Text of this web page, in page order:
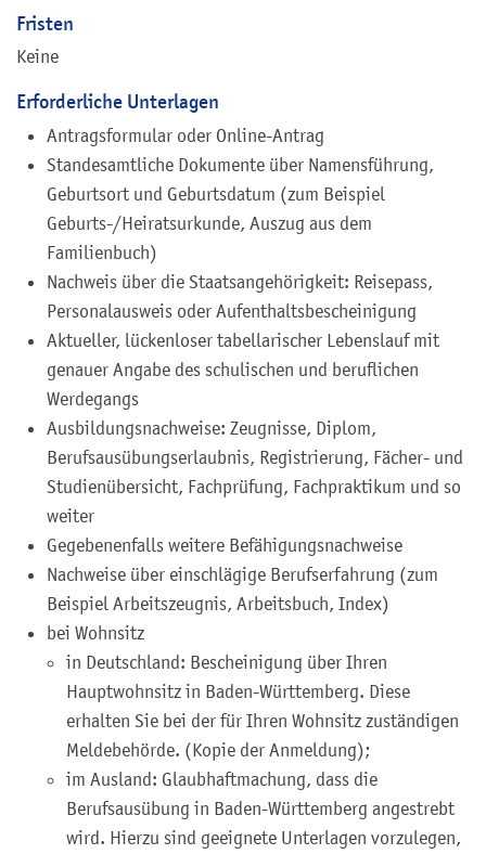
Fristen
Keine
Erforderliche Unterlagen
Antragsformular oder Online-Antrag
Standesamtliche Dokumente über Namensführung,
Geburtsort und Geburtsdatum (zum Beispiel
Geburts-/Heiratsurkunde, Auszug aus dem
Familienbuch)
Nachweis über die Staatsangehörigkeit: Reisepass,
Personalausweis oder Aufenthaltsbescheinigung
Aktueller, lückenloser tabellarischer Lebenslauf mit
genauer Angabe des schulischen und beruflichen
Werdegangs
Ausbildungsnachweise: Zeugnisse, Diplom,
Berufsausübungserlaubnis, Registrierung, Fächer- und
Studienübersicht, Fachprüfung, Fachpraktikum und so
weiter
Gegebenenfalls weitere Befähigungsnachweise
Nachweise über einschlägige Berufserfahrung (zum
Beispiel Arbeitszeugnis, Arbeitsbuch, Index)
bei Wohnsitz
in Deutschland: Bescheinigung über Ihren
Hauptwohnsitz in Baden-Württemberg. Diese
erhalten Sie bei der für Ihren Wohnsitz zuständigen
Meldebehörde. (Kopie der Anmeldung);
im Ausland: Glaubhaftmachung, dass die
Berufsausübung in Baden-Württemberg angestrebt
wird. Hierzu sind geeignete Unterlagen vorzulegen,